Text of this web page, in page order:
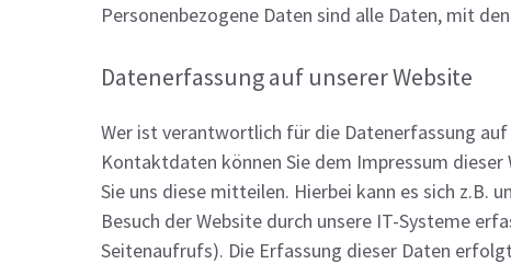
Personenbezogene Daten sind alle Daten, mit
Datenerfassung auf unserer Website
Wer ist verantwortlich für die Datenerfassung
Kontaktdaten können Sie dem Impressum dieser
Sie uns diese mitteilen. Hierbei kann es sich z.B.
Besuch der Website durch unsere IT-Systeme
Seitenaufrufs). Die Erfassung dieser Daten